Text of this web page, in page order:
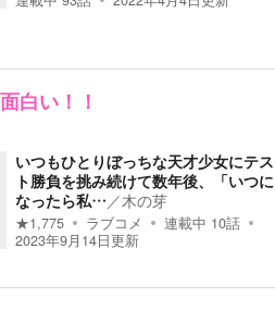
面白い！！
いつもひとりぼっちな天才少女にテス
ト勝負を挑み続けて数年後、「いつに
なったら私…／木の芽
★1,775 ラブコメ 連載中 10話
2023年9月14日更新